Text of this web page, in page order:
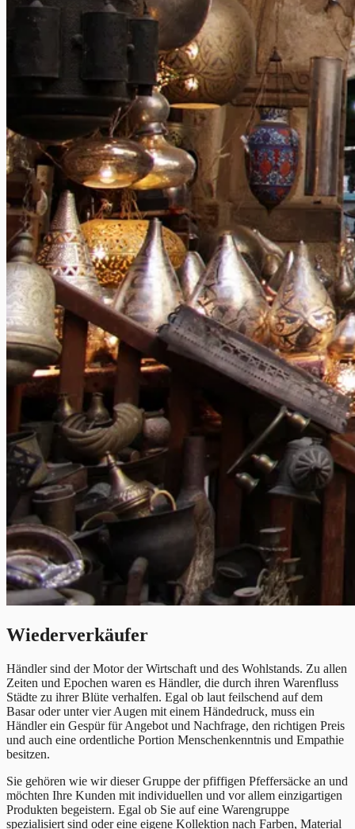
Wiederverkäufer
Händler sind der Motor der Wirtschaft und des Wohlstands. Zu allen
Zeiten und Epochen waren es Händler, die durch ihren Warenfluss
Städte zu ihrer Blüte verhalfen. Egal ob laut feilschend auf dem
Basar oder unter vier Augen mit einem Händedruck, muss ein
Händler ein Gespür für Angebot und Nachfrage, den richtigen Preis
und auch eine ordentliche Portion Menschenkenntnis und Empathie
besitzen.
Sie gehören wie wir dieser Gruppe der pfiffigen Pfeffersäcke an und
möchten Ihre Kunden mit individuellen und vor allem einzigartigen
Produkten begeistern. Egal ob Sie auf eine Warengruppe
spezialisiert sind oder eine eigene Kollektion nach Farben, Material